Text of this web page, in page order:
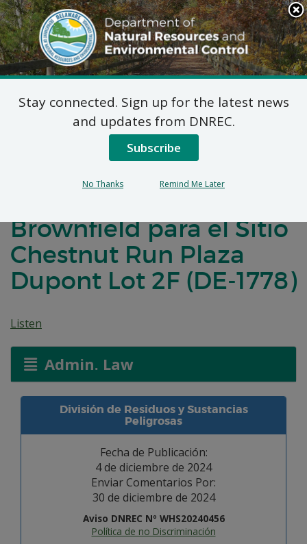
Search
This
Site
DNREC Menu
Notificación de
Comentarios Públicos
para un Acuerdo de
Brownfield para el Sitio
Chestnut Run Plaza
Dupont Lot 2F (DE-1778)
Listen
Admin. Law
División de Residuos y Sustancias
Peligrosas
Fecha de Publicación:
4 de diciembre de 2024
Enviar Comentarios Por:
30 de diciembre de 2024
Aviso DNREC Nº WHS20240456
Política de no Discriminación
Stay connected. Sign up for the latest news
and updates from DNREC.
Subscribe
No Thanks Remind Me Later